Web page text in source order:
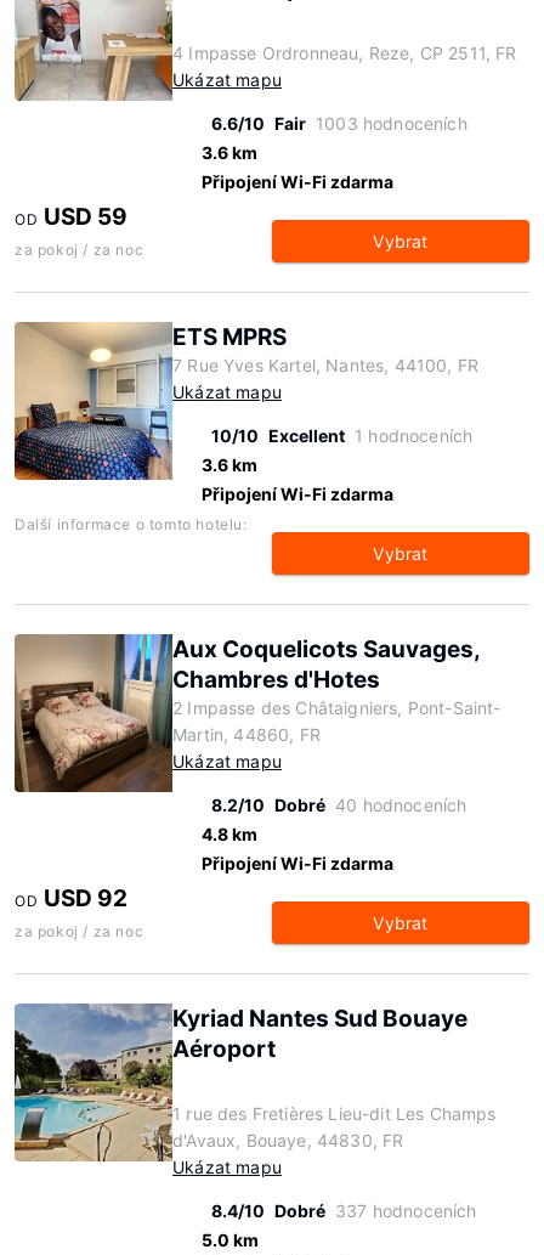
4 Impasse Ordronneau, Reze, CP 2511, FR
Ukázat mapu
6.6/10 Fair 1003 hodnoceních
3.6 km
Připojení Wi-Fi zdarma
OD USD 59
za pokoj / za noc Vybrat
ETS MPRS
7 Rue Yves Kartel, Nantes, 44100, FR
Ukázat mapu
10/10 Excellent 1 hodnoceních
3.6 km
Připojení Wi-Fi zdarma
Další informace o tomto hotelu:
Vybrat
Aux Coquelicots Sauvages,
Chambres d'Hotes
2 Impasse des Châtaigniers, Pont-Saint-
Martin, 44860, FR
Ukázat mapu
8.2/10 Dobré 40 hodnoceních
4.8 km
Připojení Wi-Fi zdarma
OD USD 92
za pokoj / za noc Vybrat
Kyriad Nantes Sud Bouaye
Aéroport
1 rue des Fretières Lieu-dit Les Champs
d'Avaux, Bouaye, 44830, FR
Ukázat mapu
8.4/10 Dobré 337 hodnoceních
5.0 km